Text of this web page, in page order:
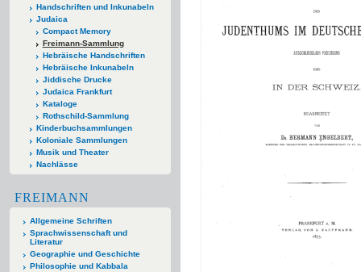
Handschriften und Inkunabeln
Judaica
Compact Memory
Freimann-Sammlung
Hebräische Handschriften
Hebräische Inkunabeln
Jiddische Drucke
Judaica Frankfurt
Kataloge
Rothschild-Sammlung
Kinderbuchsammlungen
Koloniale Sammlungen
Musik und Theater
Nachlässe
FREIMANN
Allgemeine Schriften
Sprachwissenschaft und
Literatur
Geographie und Geschichte
Philosophie und Kabbala